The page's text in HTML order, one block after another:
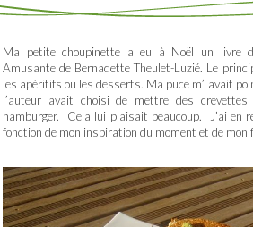
Ma petite choupinette a eu à Noël un livre
Amusante de Bernadette Theulet-Luzié. Le
les apéritifs ou les desserts. Ma puce m’ avait
l’auteur avait choisi de mettre des
hamburger. Cela lui plaisait beaucoup. J’ai en
fonction de mon inspiration du moment et de mon